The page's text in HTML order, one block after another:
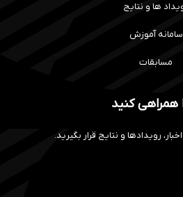
ها و نتایج
سامانه آموزش
مسابقات
همراهی کنید
رویدادها و نتایج قرار بگیرید.